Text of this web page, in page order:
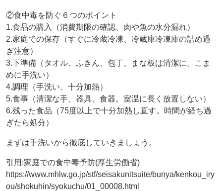
②食中毒を防ぐ６つのポイント
1.食品の購入（消費期限の確認、肉や魚の水分漏れ）
2.家庭での保存（すぐに冷蔵冷凍、冷蔵庫冷凍庫の詰め過
ぎ注意）
3.下準備（タオル、ふきん、包丁、まな板は清潔に。こま
めに手洗い）
4.調理（手洗い、十分加熱）
5.食事（清潔な手、器具、食器。室温に長く放置しない）
6.残った食品（75度以上で十分加熱し直す。時間が経ち過
ぎたら処分）
まずは手洗いから徹底していきましょう。
引用:家庭での食中毒予防(厚生労働省)
https://www.mhlw.go.jp/stf/seisakunitsuite/bunya/kenkou_iry
ou/shokuhin/syokuchu/01_00008.html